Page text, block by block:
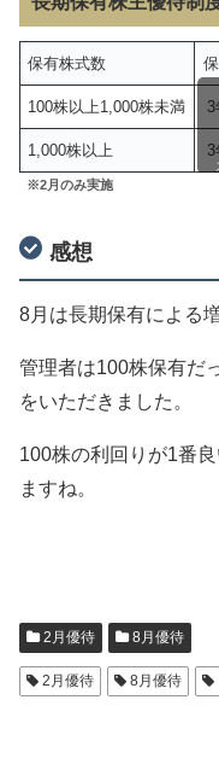
保有株式数
100株以上1,000株未満
1,000株以上
※2月のみ実施
感想
8月は長期保有による
管理者は100株保有だ
をいただきました。
100株の利回りが1番
ますね。
2月優待 8月優待
2月優待 8月優待